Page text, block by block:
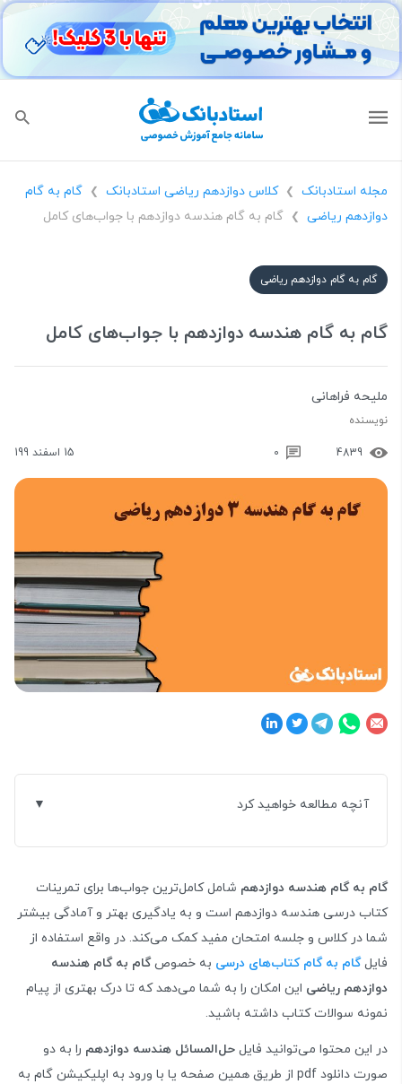
مجله استادبانک ❯ کلاس دوازدهم ریاضی استادبانک ❯
گام به گام
دوازدهم ریاضی
❯ گام به گام هندسه دوازدهم با جواب‌های کامل
گام به گام دوازدهم ریاضی
گام به گام هندسه دوازدهم با جواب‌های کامل
ملیحه فراهانی
نویسنده
4839
0 15 اسفند 199
آنچه مطالعه خواهید کرد
گام به گام هندسه دوازدهم شامل کامل‌ترین جواب‌ها برای تمرینات
کتاب درسی هندسه دوازدهم است و به یادگیری بهتر و آمادگی بیشتر
شما در کلاس و جلسه امتحان مفید کمک می‌کند. در واقع استفاده از
فایلگام به گام کتاب‌های درسی به خصوصگام به گام هندسه
دوازدهم ریاضی این امکان را به شما می‌دهد که تا درک بهتری از پیام
نمونه سوالات کتاب داشته باشید.
در این محتوا می‌توانید فایل حل‌المسائل هندسه دوازدهم را به دو
صورت دانلود pdf از طریق همین صفحه یا با ورود به اپلیکیشن گام به